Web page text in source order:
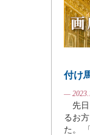
付け
—
先日
るお
た。